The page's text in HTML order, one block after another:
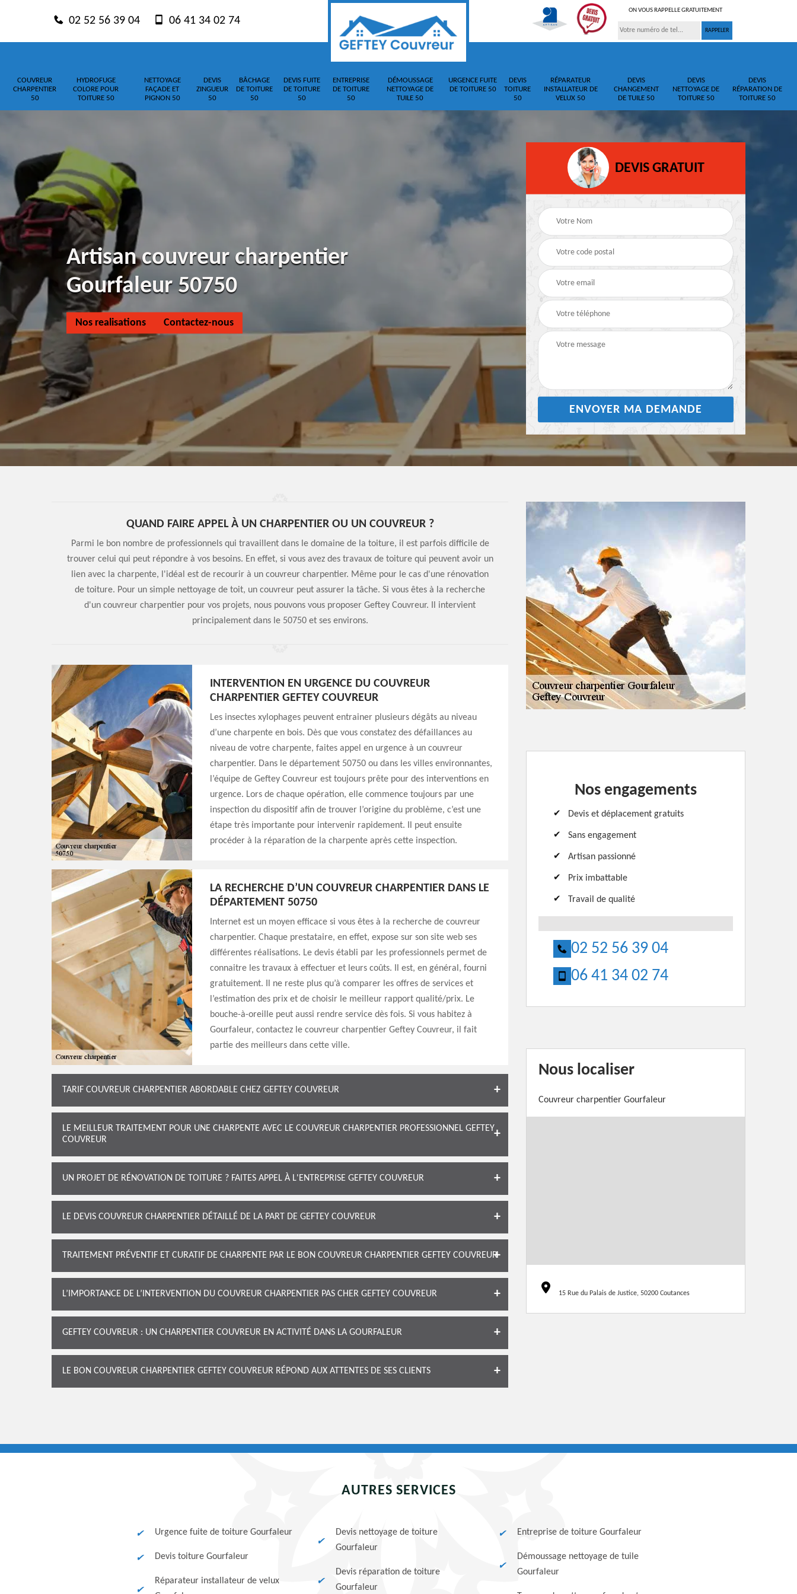
02 52 56 39 04 06 41 34 02 74
ON VOUS RAPPELLE GRATUITEMENT
COUVREUR
CHARPENTIER
50
HYDROFUGE
COLORE POUR
TOITURE 50
NETTOYAGE
FAÇADE ET
PIGNON 50
DEVIS
ZINGUEUR
50
BÂCHAGE
DE TOITURE
50
DEVIS FUITE
DE TOITURE
50
ENTREPRISE
DE TOITURE
50
DÉMOUSSAGE
NETTOYAGE DE
TUILE 50
URGENCE FUITE
DE TOITURE 50
DEVIS
TOITURE
50
RÉPARATEUR
INSTALLATEUR DE
VELUX 50
DEVIS
CHANGEMENT
DE TUILE 50
DEVIS
NETTOYAGE DE
TOITURE 50
DEVIS
RÉPARATION DE
TOITURE 50
Artisan couvreur charpentier
Gourfaleur 50750
Nos realisations Contactez-nous
DEVIS GRATUIT
QUAND FAIRE APPEL À UN CHARPENTIER OU UN COUVREUR ?
Parmi le bon nombre de professionnels qui travaillent dans le domaine de la toiture, il est parfois difficile de
trouver celui qui peut répondre à vos besoins. En effet, si vous avez des travaux de toiture qui peuvent avoir un
lien avec la charpente, l'idéal est de recourir à un couvreur charpentier. Même pour le cas d'une rénovation
de toiture. Pour un simple nettoyage de toit, un couvreur peut assurer la tâche. Si vous êtes à la recherche
d'un couvreur charpentier pour vos projets, nous pouvons vous proposer Geftey Couvreur. Il intervient
principalement dans le 50750 et ses environs.
INTERVENTION EN URGENCE DU COUVREUR
CHARPENTIER GEFTEY COUVREUR
Les insectes xylophages peuvent entrainer plusieurs dégâts au niveau
d’une charpente en bois. Dès que vous constatez des défaillances au
niveau de votre charpente, faites appel en urgence à un couvreur
charpentier. Dans le département 50750 ou dans les villes environnantes,
l’équipe de Geftey Couvreur est toujours prête pour des interventions en
urgence. Lors de chaque opération, elle commence toujours par une
inspection du dispositif afin de trouver l’origine du problème, c’est une
étape très importante pour intervenir rapidement. Il peut ensuite
procéder à la réparation de la charpente après cette inspection.
LA RECHERCHE D’UN COUVREUR CHARPENTIER DANS LE
DÉPARTEMENT 50750
Internet est un moyen efficace si vous êtes à la recherche de couvreur
charpentier. Chaque prestataire, en effet, expose sur son site web ses
différentes réalisations. Le devis établi par les professionnels permet de
connaitre les travaux à effectuer et leurs coûts. Il est, en général, fourni
gratuitement. Il ne reste plus qu’à comparer les offres de services et
l’estimation des prix et de choisir le meilleur rapport qualité/prix. Le
bouche-à-oreille peut aussi rendre service dès fois. Si vous habitez à
Gourfaleur, contactez le couvreur charpentier Geftey Couvreur, il fait
partie des meilleurs dans cette ville.
TARIF COUVREUR CHARPENTIER ABORDABLE CHEZ GEFTEY COUVREUR
LE MEILLEUR TRAITEMENT POUR UNE CHARPENTE AVEC LE COUVREUR CHARPENTIER PROFESSIONNEL GEFTEY
COUVREUR
UN PROJET DE RÉNOVATION DE TOITURE ? FAITES APPEL À L'ENTREPRISE GEFTEY COUVREUR
LE DEVIS COUVREUR CHARPENTIER DÉTAILLÉ DE LA PART DE GEFTEY COUVREUR
TRAITEMENT PRÉVENTIF ET CURATIF DE CHARPENTE PAR LE BON COUVREUR CHARPENTIER GEFTEY COUVREUR
L’IMPORTANCE DE L’INTERVENTION DU COUVREUR CHARPENTIER PAS CHER GEFTEY COUVREUR
GEFTEY COUVREUR : UN CHARPENTIER COUVREUR EN ACTIVITÉ DANS LA GOURFALEUR
LE BON COUVREUR CHARPENTIER GEFTEY COUVREUR RÉPOND AUX ATTENTES DE SES CLIENTS
Nos engagements
Devis et déplacement gratuits
Sans engagement
Artisan passionné
Prix imbattable
Travail de qualité
02 52 56 39 04
06 41 34 02 74
Nous localiser
Couvreur charpentier Gourfaleur
15 Rue du Palais de Justice, 50200 Coutances
AUTRES SERVICES
Urgence fuite de toiture Gourfaleur
Devis toiture Gourfaleur
Réparateur installateur de velux
Devis nettoyage de toiture
Gourfaleur
Devis réparation de toiture
Gourfaleur
Entreprise de toiture Gourfaleur
Démoussage nettoyage de tuile
Gourfaleur